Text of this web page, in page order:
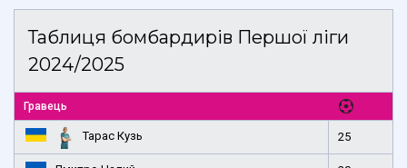
Таблиця бомбардирів Першої ліги
2024/2025
Гравець
Тарас Кузь 25